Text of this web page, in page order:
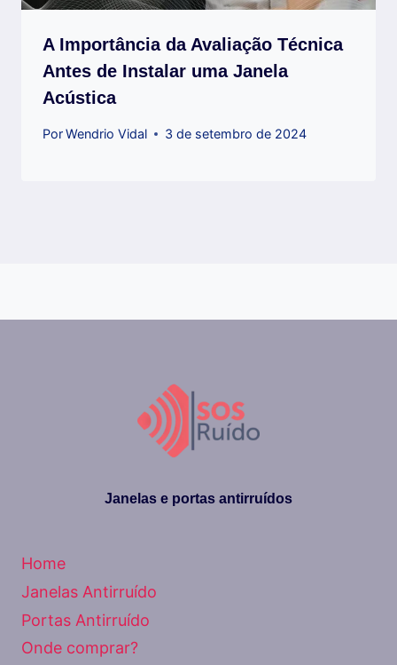
A Importância da Avaliação Técnica
Antes de Instalar uma Janela
Acústica
PorWendrio Vidal 3 de setembro de 2024
Janelas e portas antirruídos
Home
Janelas Antirruído
Portas Antirruído
Onde comprar?